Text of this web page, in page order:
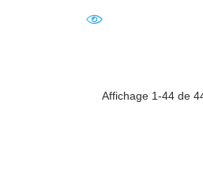
Affichage 1-44 de